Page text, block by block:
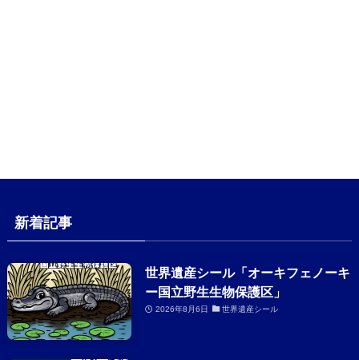
新着記事
世界遺産シール「オーキフェノーキ
ー国立野生生物保護区」
2026年8月6日 世界遺産シール